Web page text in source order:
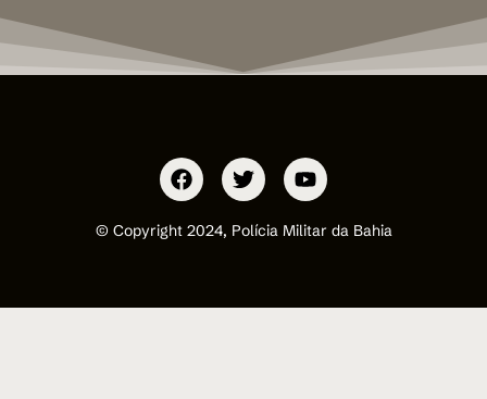
© Copyright 2024, Polícia Militar da Bahia